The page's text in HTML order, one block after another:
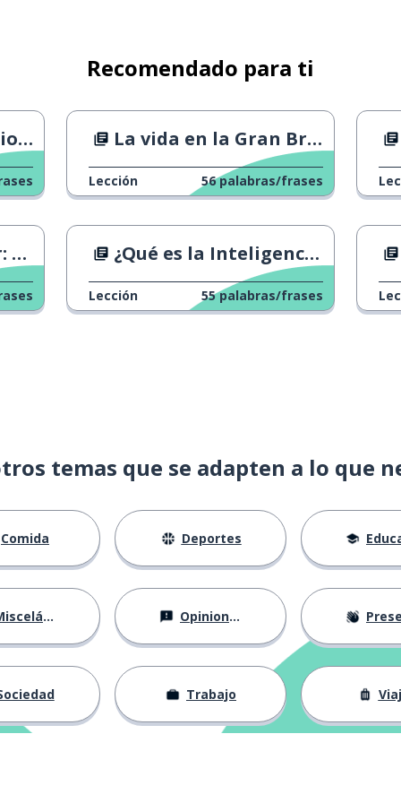
una posición
Recomendado para ti
La vida en la Gran Bretaña LGBT de los años 60
Lección 56 palabras/frases
¿Qué es la Inteligencia Artificial?
Lección 55 palabras/frases
temas que se adapten a lo que
Comida Deportes
Opiniones
Trabajo